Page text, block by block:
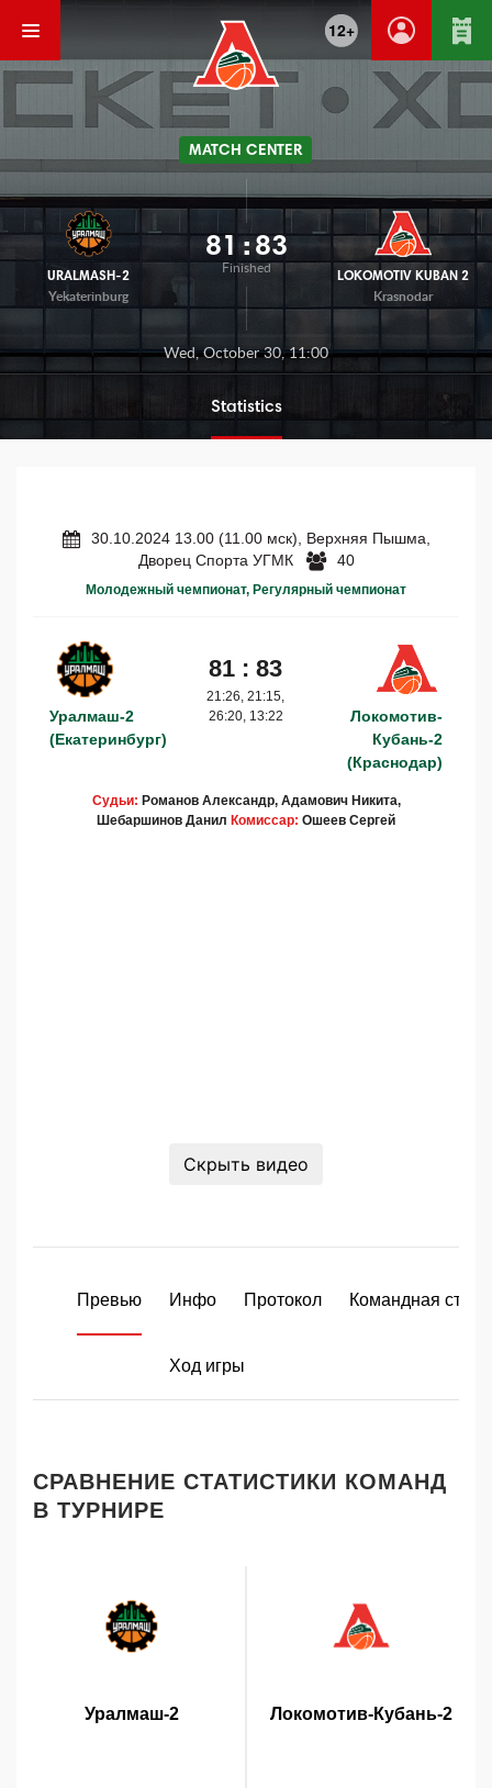
12+
MATCH CENTER
URALMASH-2
Yekaterinburg
81 : 83
Finished
LOKOMOTIV KUBAN 2
Krasnodar
Wed, October 30, 11:00
Statistics